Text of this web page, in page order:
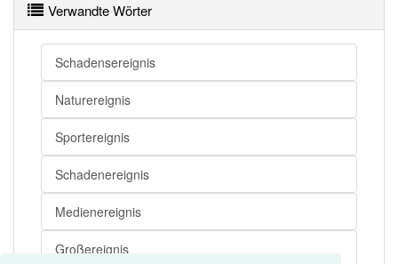
Verwandte Wörter
Schadensereignis
Naturereignis
Sportereignis
Schadenereignis
Medienereignis
Großereignis